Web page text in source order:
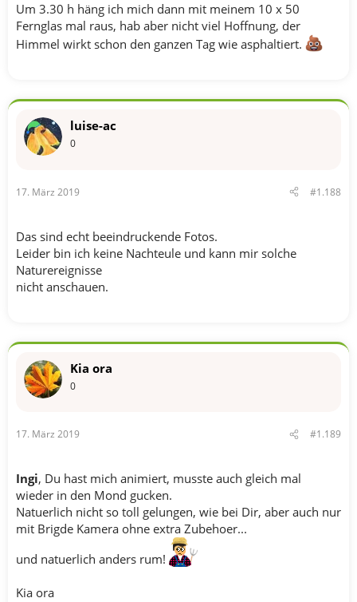
Um 3.30 h häng ich mich dann mit meinem 10 x 50
Fernglas mal raus, hab aber nicht viel Hoffnung, der
Himmel wirkt schon den ganzen Tag wie asphaltiert.
luise-ac
0
17. März 2019 #1.188
Das sind echt beeindruckende Fotos.
Leider bin ich keine Nachteule und kann mir solche
Naturereignisse
nicht anschauen.
Kia ora
0
17. März 2019 #1.189
Ingi, Du hast mich animiert, musste auch gleich mal
wieder in den Mond gucken.
Natuerlich nicht so toll gelungen, wie bei Dir, aber auch nur
mit Brigde Kamera ohne extra Zubehoer...
und natuerlich anders rum!
Kia ora